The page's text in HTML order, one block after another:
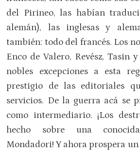
del Pirineo, las habían
alemán), las inglesas y
también: todo del francés. Los
Enco de Valero, Revész, Tasin
nobles excepciones a esta
prestigio de las editoriales
servicios. De la guerra acá se
como intermediario. ¡Los
hecho sobre una
Mondadori! Y ahora prospera